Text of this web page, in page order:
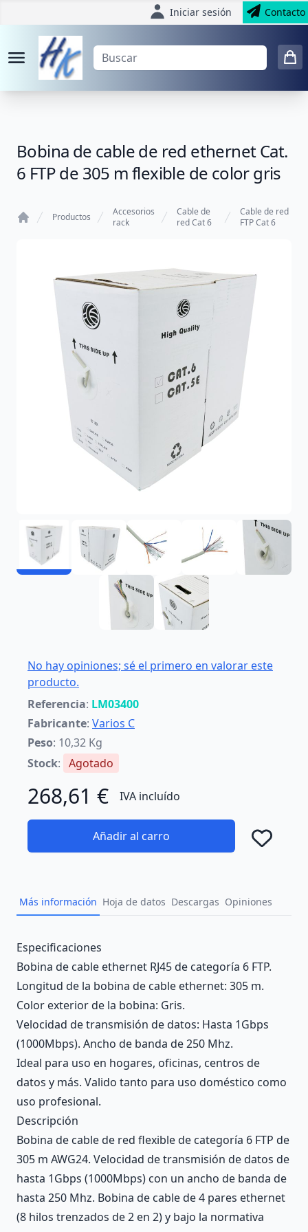
Iniciar sesión Contacto
Bobina de cable de red ethernet Cat.
6 FTP de 305 m flexible de color gris
Productos
Accesorios
rack
Cable de
red Cat 6
Cable de red
FTP Cat 6
No hay opiniones; sé el primero en valorar este
producto.
Referencia: LM03400
Fabricante: Varios C
Peso: 10,32 Kg
Stock: Agotado
268,61 € IVA incluído
Añadir al carro
Más información Hoja de datos Descargas Opiniones
Description
Especificaciones
Bobina de cable ethernet RJ45 de categoría 6 FTP.
Longitud de la bobina de cable ethernet: 305 m.
Color exterior de la bobina: Gris.
Velocidad de transmisión de datos: Hasta 1Gbps
(1000Mbps). Ancho de banda de 250 Mhz.
Ideal para uso en hogares, oficinas, centros de
datos y más. Valido tanto para uso doméstico como
uso profesional.
Descripción
Bobina de cable de red flexible de categoría 6 FTP de
305 m AWG24. Velocidad de transmisión de datos de
hasta 1Gbps (1000Mbps) con un ancho de banda de
hasta 250 Mhz. Bobina de cable de 4 pares ethernet
(8 hilos trenzados de 2 en 2) y bajo la normativa